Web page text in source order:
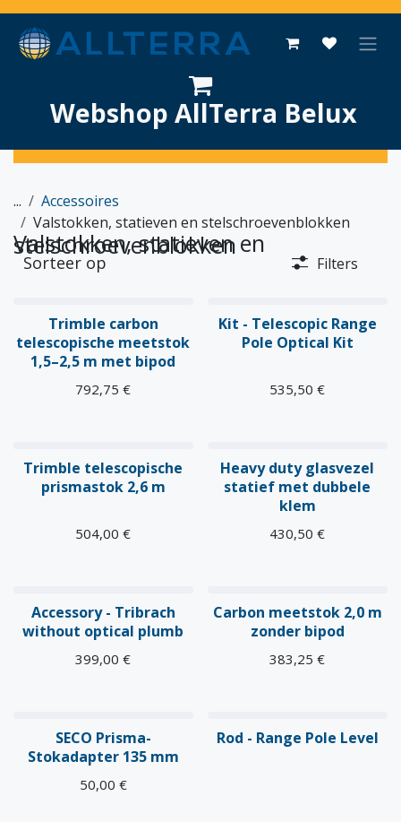
Overslaan naar inhoud
Webshop AllTerra Belux
...
Accessoires
Valstokken, statieven en stelschroevenblokken
Valstokken, statieven en stelschroevenblokken
Sorteer op Filters
Trimble carbon
telescopische meetstok
1,5–2,5 m met bipod
792,75 €
Kit - Telescopic Range
Pole Optical Kit
535,50 €
Trimble telescopische
prismastok 2,6 m
504,00 €
Heavy duty glasvezel
statief met dubbele
klem
430,50 €
Accessory - Tribrach
without optical plumb
399,00 €
Carbon meetstok 2,0 m
zonder bipod
383,25 €
SECO Prisma-
Stokadapter 135 mm
50,00 €
Rod - Range Pole Level